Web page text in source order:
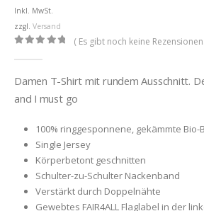
Inkl. MwSt.
zzgl. Versand
( Es gibt noch keine
Damen T-Shirt mit rundem Ausschnitt.
and I must go
100% ringgesponnene, gekämmte Bio-
Single Jersey
Körperbetont geschnitten
Schulter-zu-Schulter Nackenband
Verstärkt durch Doppelnähte
Gewebtes FAIR4ALL Flaglabel in der